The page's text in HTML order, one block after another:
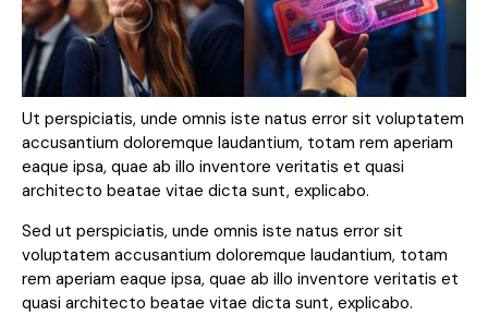
Ut perspiciatis, unde omnis iste natus error sit voluptatem
accusantium doloremque laudantium, totam rem aperiam
eaque ipsa, quae ab illo inventore veritatis et quasi
architecto beatae vitae dicta sunt, explicabo.
Sed ut perspiciatis, unde omnis iste natus error sit
voluptatem accusantium doloremque laudantium, totam
rem aperiam eaque ipsa, quae ab illo inventore veritatis et
quasi architecto beatae vitae dicta sunt, explicabo.